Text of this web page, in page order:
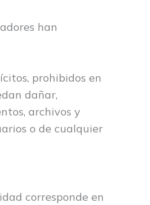
han
prohibidos en
dañar,
archivos y
o de cualquier
corresponde en